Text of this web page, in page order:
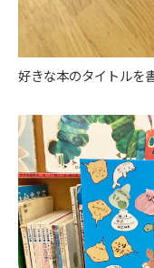
好きな本のタイトルを